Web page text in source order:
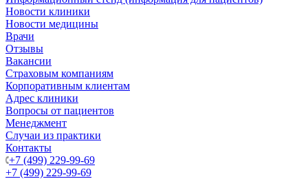
Новости клиники
Новости медицины
Врачи
Отзывы
Вакансии
Страховым компаниям
Корпоративным клиентам
Адрес клиники
Вопросы от пациентов
Менеджмент
Случаи из практики
Контакты
+7 (499) 229-99-69
+7 (499) 229-99-69